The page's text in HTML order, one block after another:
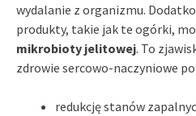
wydalanie z organizmu.
produkty, takie jak te ogórki,
mikrobioty jelitowej. To
zdrowie sercowo-naczyniowe
redukcję stanów